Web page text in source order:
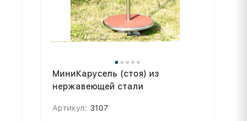
МиниКарусель (стоя) из
нержавеющей стали
Артикул: 3107